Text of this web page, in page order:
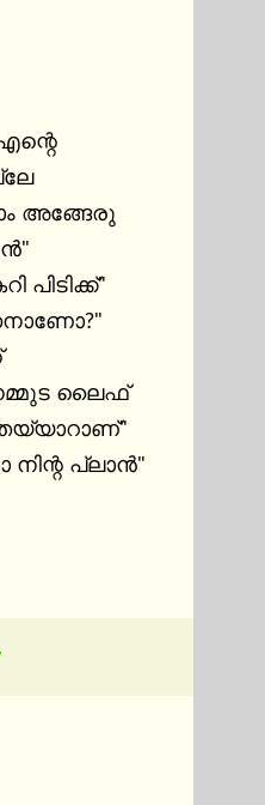
അങ്ങേരു
പിടിക്ക്"
നമ്മുട ലൈഫ്
പ്ലാൻ"